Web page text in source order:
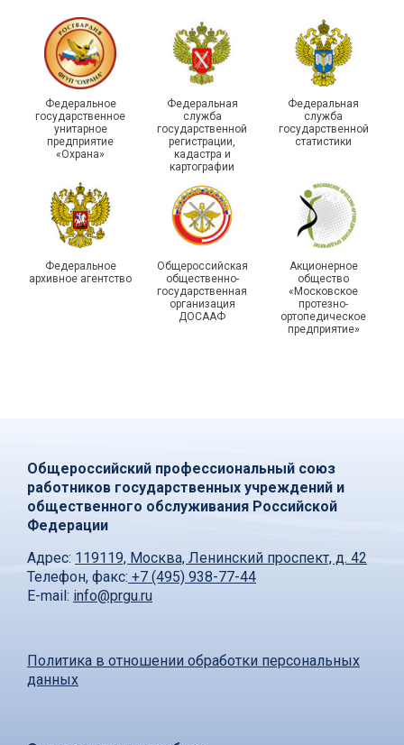
Круглый стол для
представителей
молодежных советов
профсоюзных
организаций Тюмени
Диалог и развитие:
социальные партнеры
оценили работу
Адыгейской организации
Профсоюза за 2025 год
Федеральное
государственное
унитарное
предприятие
«Охрана»
Федеральная
служба
государственной
регистрации,
кадастра и
картографии
Федеральная
служба
государственной
статистики
Федеральное
архивное агентство
Общероссийская
общественно-
государственная
организация
ДОСААФ
Акционерное
общество
«Московское
протезно-
ортопедическое
предприятие»
Общероссийский профессиональный союз
работников государственных учреждений и
общественного обслуживания Российской
Федерации
Адрес: 119119, Москва, Ленинский проспект, д. 42
Телефон, факс: +7 (495) 938-77-44
E-mail: info@prgu.ru
Политика в отношении обработки персональных
данных